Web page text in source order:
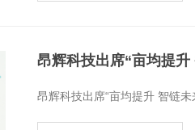
昂辉科技出席“亩均提
昂辉科技出席“亩均提升 智链